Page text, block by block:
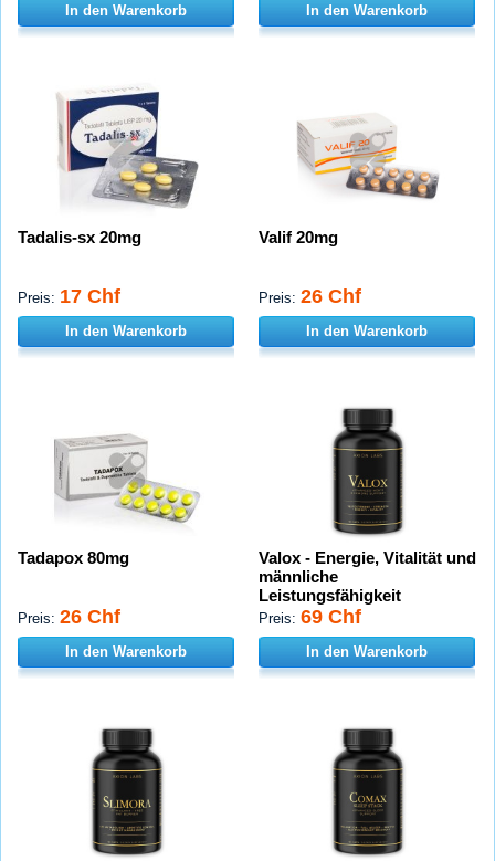
In den Warenkorb In den Warenkorb
Tadalis-sx 20mg
Preis: 17 Chf
In den Warenkorb
Valif 20mg
Preis: 26 Chf
In den Warenkorb
Tadapox 80mg
Preis: 26 Chf
In den Warenkorb
Valox - Energie, Vitalität und
männliche
Leistungsfähigkeit
Preis: 69 Chf
In den Warenkorb